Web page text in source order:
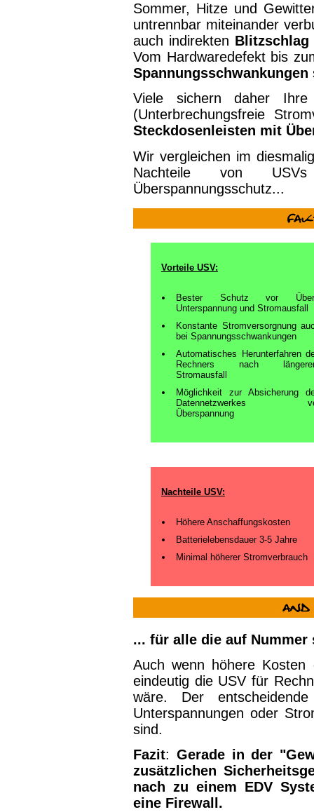
Sommer, Hitze und
untrennbar miteinander
auch indirekten Blitzschlag
Vom Hardwaredefekt bis
Spannungsschwankungen
Viele sichern daher
(Unterbrechungsfreie
Steckdosenleisten mit
Wir vergleichen im
Nachteile von
Überspannungsschutz...
Vorteile USV:
Bester Schutz vor
Unterspannung und Stromausfall
Konstante Stromversorgnung
bei Spannungsschwankungen
Automatisches Herunterfahren
Rechners nach
Stromausfall
Möglichkeit zur Absicherung
Datennetzwerkes
Überspannung
Nachteile USV:
Höhere Anschaffungskosten
Batterielebensdauer 3-5 Jahre
Minimal höherer Stromverbrauch
... für alle die auf Nummer
Auch wenn höhere Kosten
eindeutig die USV für
wäre. Der
Unterspannungen oder
sind.
Fazit: Gerade in der
zusätzlichen
nach zu einem EDV
eine Firewall.